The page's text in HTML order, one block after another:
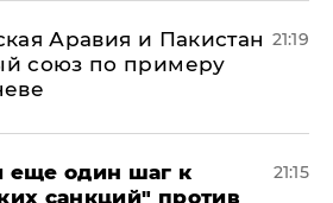
Аравия и Пакистан
союз по примеру
21:19
еще один шаг к
санкций" против
21:15